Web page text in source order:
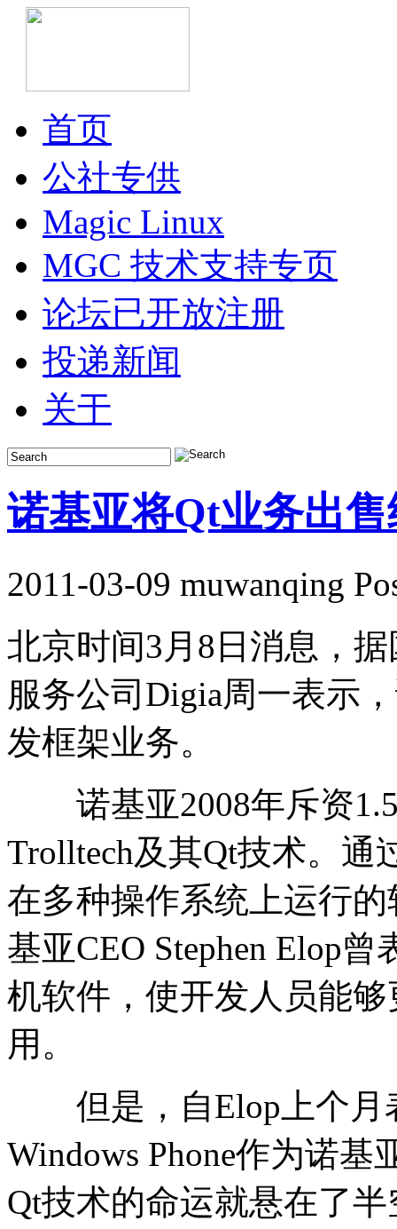
首页
公社专供
Magic Linux
MGC 技术支持专页
论坛已开放注册
投递新闻
关于
诺基亚将Qt业务出
2011-03-09 muwanqing
北京时间3月8日消息，
服务公司Digia周一表示
发框架业务。
诺基亚2008年斥资
Trolltech及其Qt技术。通
在多种操作系统上运行
基亚CEO Stephen Elop
机软件，使开发人员能
用。
但是，自Elop上个月
Windows Phone作为诺
Qt技术的命运就悬在了